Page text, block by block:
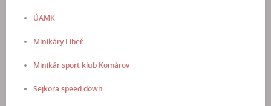
ÚAMK
Minikáry Libeř
Minikár sport klub Komárov
Sejkora speed down